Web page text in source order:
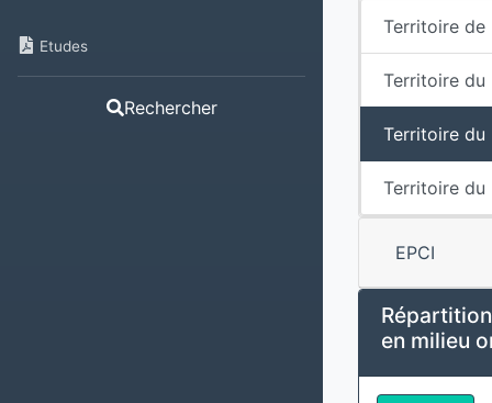
Etudes
Rechercher
Territoire de
Territoire du
Territoire du
Territoire
EPCI
en milieu